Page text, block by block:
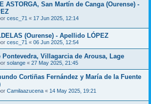
ASTORGA, San Martín de Canga (Ourense) -
cesc_71 « 17 Jun 2025, 12:14
(Ourense) - Apellido LÓPEZ
cesc_71 « 06 Jun 2025, 12:54
Pontevedra, Villagarcia de Arousa, Lage
solange « 27 May 2025, 21:45
Cortiñas Fernández y María de la Fuente
Camilaazucena « 14 May 2025, 19:21